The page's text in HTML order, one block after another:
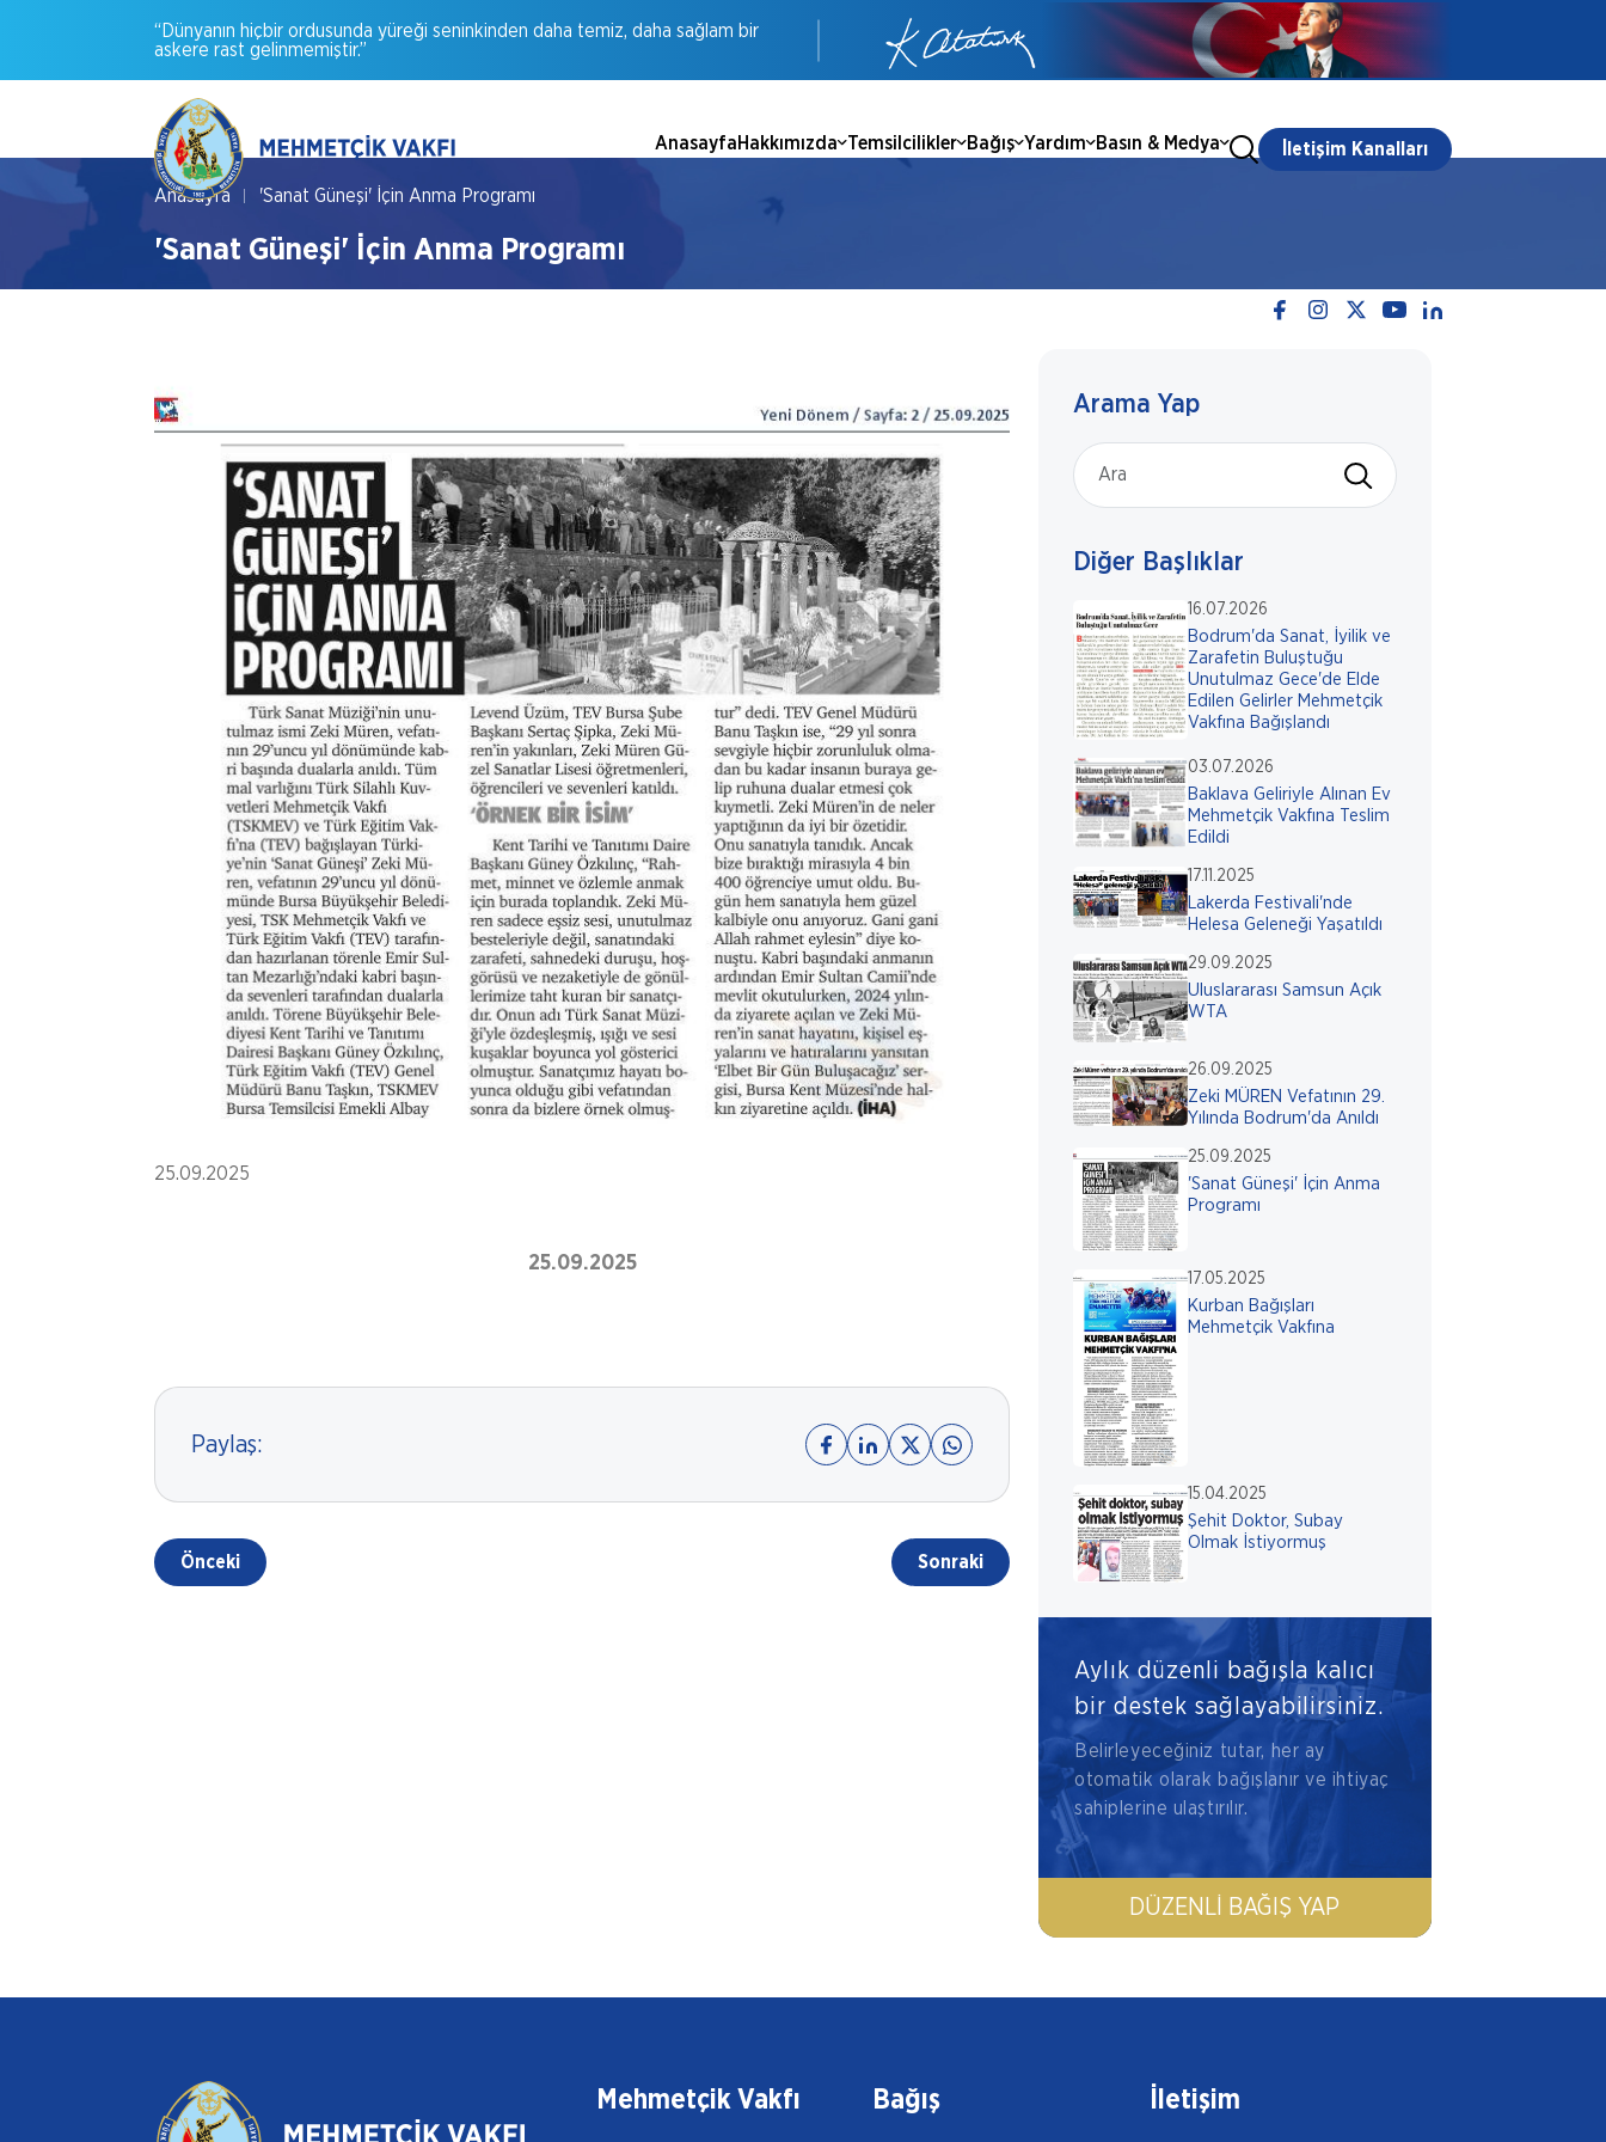
“Dünyanın hiçbir ordusunda yüreği seninkinden daha temiz, daha sağlam bir
askere rast gelinmemiştir.”
AnasayfaHakkımızda Temsilcilikler Bağış Yardım Basın & Medya İletişim Kanalları
Anasayfa 'Sanat Güneşi' İçin Anma Programı
'Sanat Güneşi' İçin Anma Programı
25.09.2025
25.09.2025
Paylaş:
Önceki Sonraki
Arama Yap
Diğer Başlıklar
16.07.2026
Bodrum'da Sanat, İyilik ve
Zarafetin Buluştuğu
Unutulmaz Gece'de Elde
Edilen Gelirler Mehmetçik
Vakfına Bağışlandı
03.07.2026
Baklava Geliriyle Alınan Ev
Mehmetçik Vakfına Teslim
Edildi
17.11.2025
Lakerda Festivali'nde
Helesa Geleneği Yaşatıldı
29.09.2025
Uluslararası Samsun Açık
WTA
26.09.2025
Zeki MÜREN Vefatının 29.
Yılında Bodrum'da Anıldı
25.09.2025
'Sanat Güneşi' İçin Anma
Programı
17.05.2025
Kurban Bağışları
Mehmetçik Vakfına
15.04.2025
Şehit Doktor, Subay
Olmak İstiyormuş
Aylık düzenli bağışla kalıcı
bir destek sağlayabilirsiniz.
Belirleyeceğiniz tutar, her ay
otomatik olarak bağışlanır ve ihtiyaç
sahiplerine ulaştırılır.
DÜZENLI BAĞIŞ YAP
Mehmetçik Vakfı Bağış İletişim